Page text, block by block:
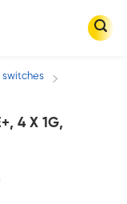
switches /
4 X 1G,